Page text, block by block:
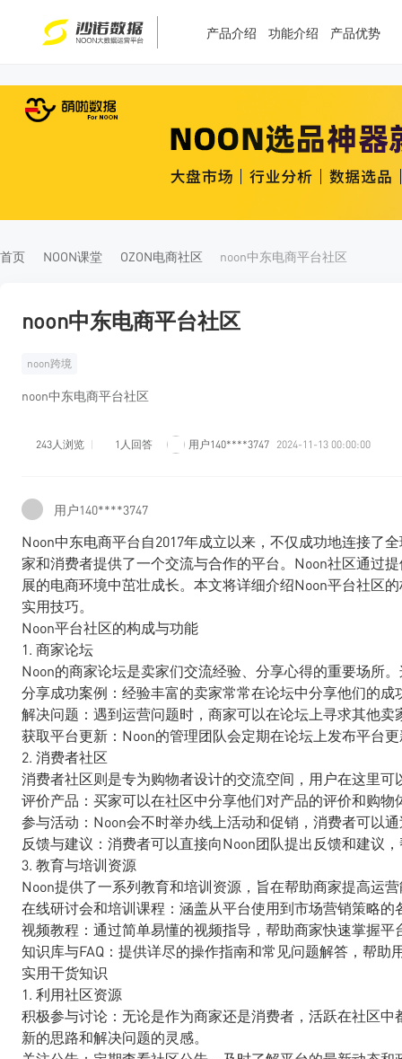
产品介绍 功能介绍 产品优势
首页 NOON课堂 OZON电商社区 noon中东电商平台社区
noon中东电商平台社区
noon跨境
noon中东电商平台社区
243人浏览 1人回答 用户140****3747 2024-11-13 00:00:00
用户140****3747
Noon中东电商平台自2017年成立以来，不仅成功地连接了
家和消费者提供了一个交流与合作的平台。Noon社区通过
展的电商环境中茁壮成长。本文将详细介绍Noon平台社区
实用技巧。
Noon平台社区的构成与功能
1. 商家论坛
Noon的商家论坛是卖家们交流经验、分享心得的重要场所
分享成功案例：经验丰富的卖家常常在论坛中分享他们的
解决问题：遇到运营问题时，商家可以在论坛上寻求其他卖
获取平台更新：Noon的管理团队会定期在论坛上发布平台
2. 消费者社区
消费者社区则是专为购物者设计的交流空间，用户在这里可
评价产品：买家可以在社区中分享他们对产品的评价和购
参与活动：Noon会不时举办线上活动和促销，消费者可以
反馈与建议：消费者可以直接向Noon团队提出反馈和建议
3. 教育与培训资源
Noon提供了一系列教育和培训资源，旨在帮助商家提高运
在线研讨会和培训课程：涵盖从平台使用到市场营销策略的
视频教程：通过简单易懂的视频指导，帮助商家快速掌握平
知识库与FAQ：提供详尽的操作指南和常见问题解答，帮助
实用干货知识
1. 利用社区资源
积极参与讨论：无论是作为商家还是消费者，活跃在社区
新的思路和解决问题的灵感。